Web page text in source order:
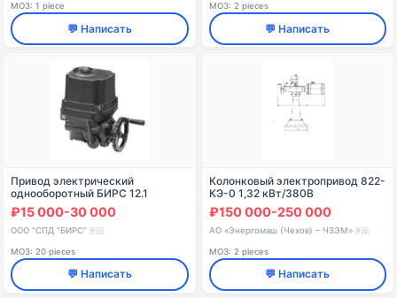
МОЗ: 1 piece
💬 Написать
МОЗ: 2 pieces
💬 Написать
Привод электрический
однооборотный БИРС 12.1
₽15 000-30 000
ООО "СПД "БИРС" 🇷🇺
МОЗ: 20 pieces
💬 Написать
Колонковый электропривод 822-
КЭ-0 1,32 кВт/380В
₽150 000-250 000
АО «Энергомаш (Чехов) – ЧЗЭМ» 🇷🇺
МОЗ: 2 pieces
💬 Написать